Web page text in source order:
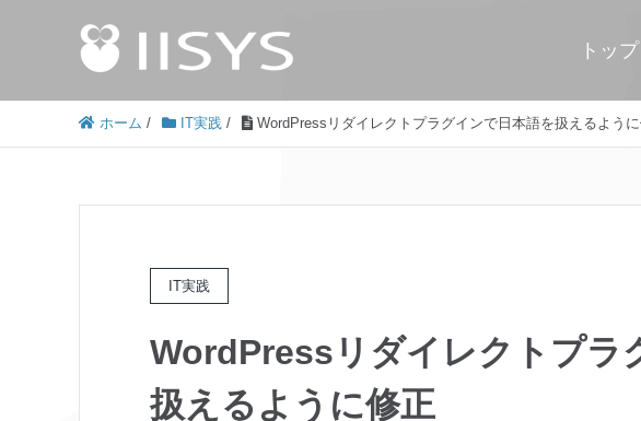
トップ
ホーム / IT実践 / WordPressリダイレクトプラグインで日本語を扱えるよう
IT実践
WordPressリダイレクトプラ
扱えるように修正